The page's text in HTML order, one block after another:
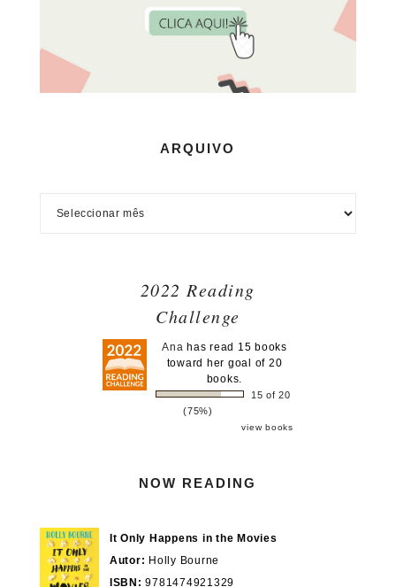
ARQUIVO
2022 Reading
Challenge
Ana has read 15 books
toward her goal of 20
books.
15 of 20
(75%)
view books
NOW READING
It Only Happens in the Movies
Autor: Holly Bourne
ISBN: 9781474921329